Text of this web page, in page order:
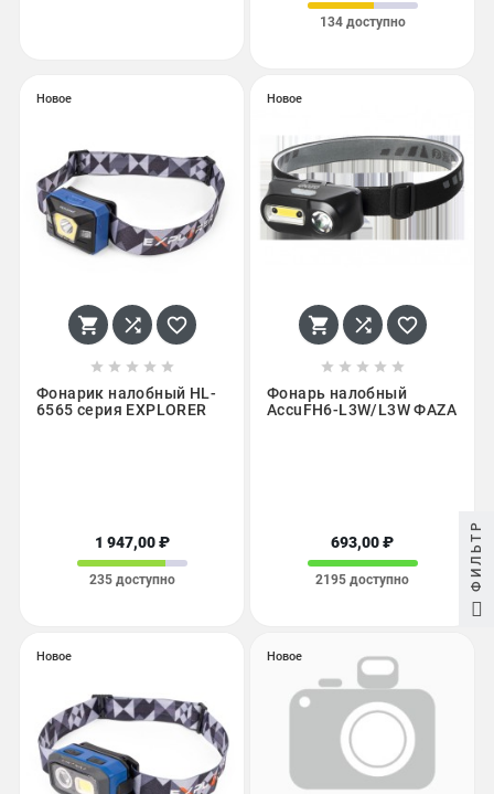
134 доступно
Новое
  
    
Фонарик налобный HL-
6565 серия EXPLORER
1 947,00 ₽
235 доступно
Новое
  
    
Фонарь налобный
AccuFH6-L3W/L3W ФАZА
693,00 ₽
2195 доступно
Новое Новое
ФИЛЬТР